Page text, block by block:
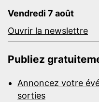
Vendredi 7 août
Ouvrir la newslettre
Publiez
Annoncez votre
sorties